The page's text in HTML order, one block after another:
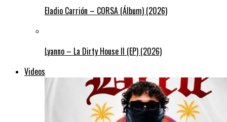
Eladio Carrión – CORSA (Álbum) (2026)
Lyanno – La Dirty House ll (EP) (2026)
Videos